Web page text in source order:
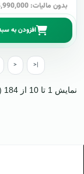
بدون مالیات: 4,990,000 تومان
افزودن به
> >|
نمایش 1 تا 10 از 184 (19 صفحه)